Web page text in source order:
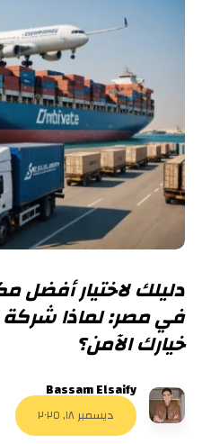
دليلك لاختيار
في مصر: لماذا
خيارك الآمن؟
Bassam Elsaify
ديسمبر ١٨, ٢٠٢٥